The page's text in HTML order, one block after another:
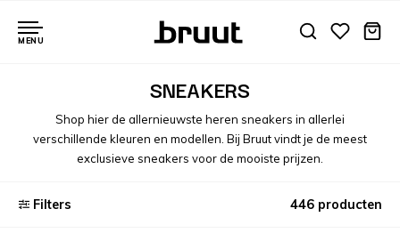
MENU
SNEAKERS
Shop hier de allernieuwste heren sneakers in allerlei
verschillende kleuren en modellen. Bij Bruut vindt je de meest
exclusieve sneakers voor de mooiste prijzen.
Filters 446 producten